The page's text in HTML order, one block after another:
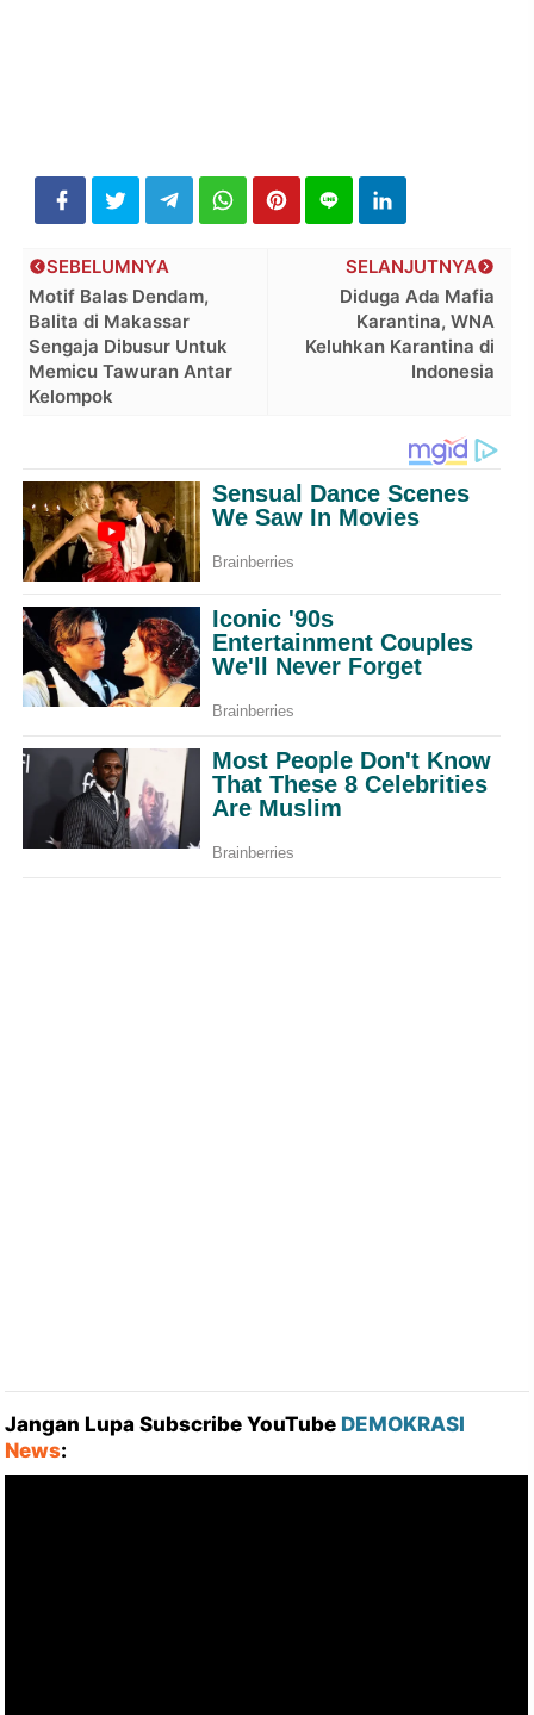
SELANJUTNYA
Diduga Ada Mafia
Karantina, WNA
Keluhkan Karantina di
Indonesia
SEBELUMNYA
Motif Balas Dendam,
Balita di Makassar
Sengaja Dibusur Untuk
Memicu Tawuran Antar
Kelompok
Jangan Lupa Subscribe YouTube DEMOKRASI
News: